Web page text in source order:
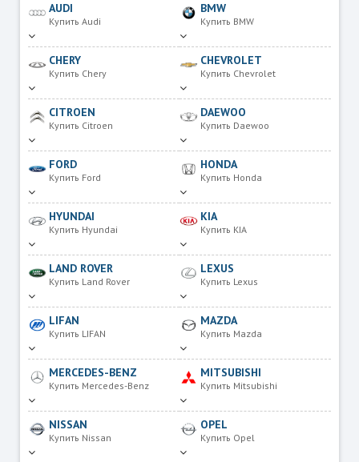
AUDI
Купить Audi
BMW
Купить BMW
CHERY
Купить Chery
CHEVROLET
Купить Chevrolet
CITROEN
Купить Citroen
DAEWOO
Купить Daewoo
FORD
Купить Ford
HONDA
Купить Honda
HYUNDAI
Купить Hyundai
KIA
Купить KIA
LAND ROVER
Купить Land Rover
LEXUS
Купить Lexus
LIFAN
Купить LIFAN
MAZDA
Купить Mazda
MERCEDES-BENZ
Купить Mercedes-Benz
MITSUBISHI
Купить Mitsubishi
NISSAN
Купить Nissan
OPEL
Купить Opel